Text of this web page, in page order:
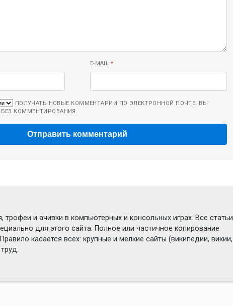
E-MAIL *
ПОЛУЧАТЬ НОВЫЕ КОММЕНТАРИИ ПО ЭЛЕКТРОННОЙ ПОЧТЕ. ВЫ
БЕЗ КОММЕНТИРОВАНИЯ.
трофеи и ачивки в компьютерных и консольных играх. Все статьи
для этого сайта. Полное или частичное копирование
касается всех: крупные и мелкие сайты (википедии, викии,